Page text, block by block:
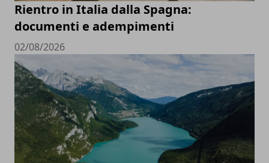
Rientro in Italia dalla Spagna:
documenti e adempimenti
02/08/2026